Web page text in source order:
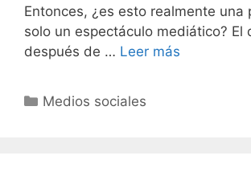
Entonces, ¿es esto realmente una
solo un espectáculo mediático? El
después de … Leer más
C
Medios sociales